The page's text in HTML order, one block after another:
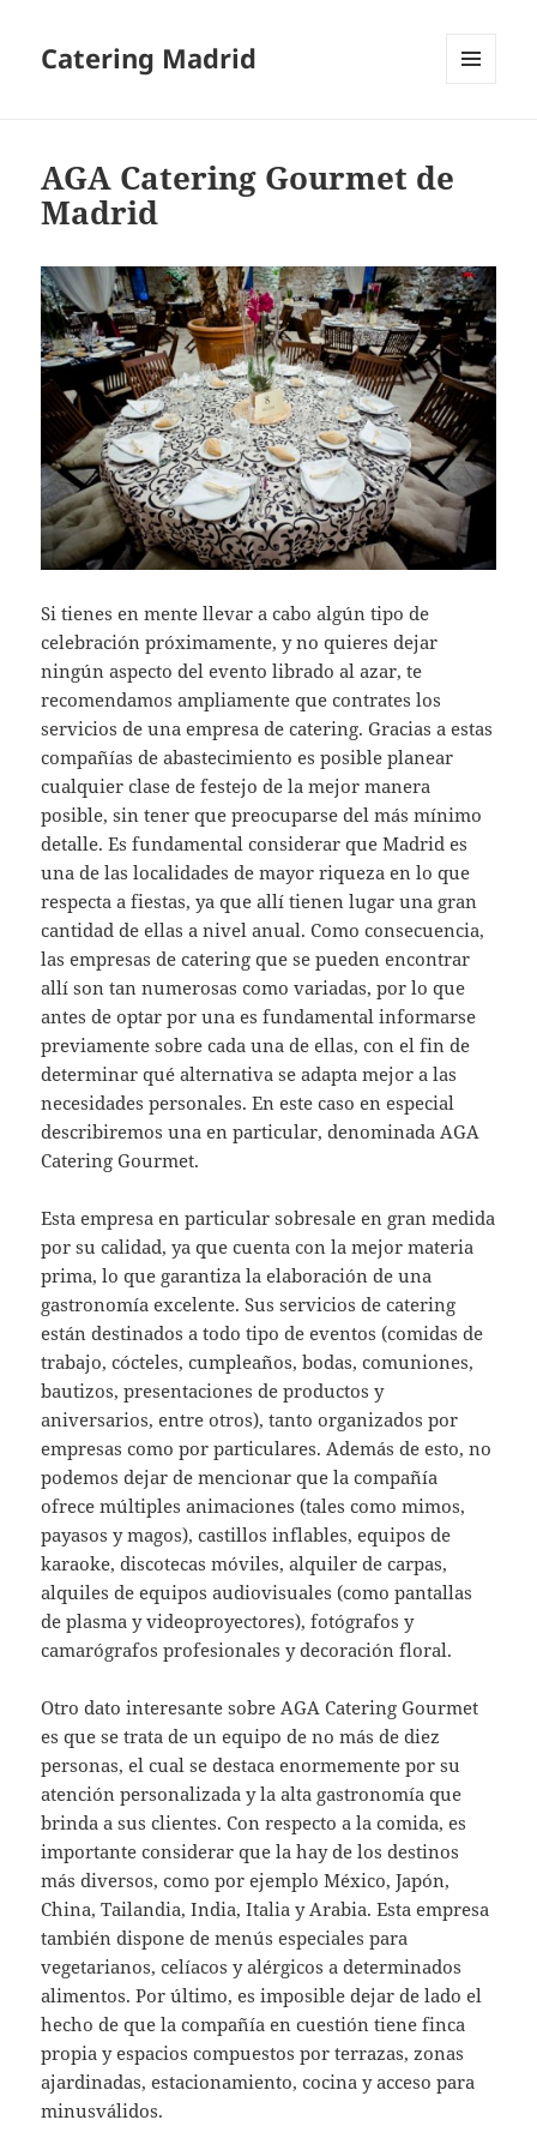
Catering Madrid
AGA Catering Gourmet de
Madrid
Si tienes en mente llevar a cabo algún tipo de
celebración próximamente, y no quieres dejar
ningún aspecto del evento librado al azar, te
recomendamos ampliamente que contrates los
servicios de una empresa de catering. Gracias a estas
compañías de abastecimiento es posible planear
cualquier clase de festejo de la mejor manera
posible, sin tener que preocuparse del más mínimo
detalle. Es fundamental considerar que Madrid es
una de las localidades de mayor riqueza en lo que
respecta a fiestas, ya que allí tienen lugar una gran
cantidad de ellas a nivel anual. Como consecuencia,
las empresas de catering que se pueden encontrar
allí son tan numerosas como variadas, por lo que
antes de optar por una es fundamental informarse
previamente sobre cada una de ellas, con el fin de
determinar qué alternativa se adapta mejor a las
necesidades personales. En este caso en especial
describiremos una en particular, denominada AGA
Catering Gourmet.
Esta empresa en particular sobresale en gran medida
por su calidad, ya que cuenta con la mejor materia
prima, lo que garantiza la elaboración de una
gastronomía excelente. Sus servicios de catering
están destinados a todo tipo de eventos (comidas de
trabajo, cócteles, cumpleaños, bodas, comuniones,
bautizos, presentaciones de productos y
aniversarios, entre otros), tanto organizados por
empresas como por particulares. Además de esto, no
podemos dejar de mencionar que la compañía
ofrece múltiples animaciones (tales como mimos,
payasos y magos), castillos inflables, equipos de
karaoke, discotecas móviles, alquiler de carpas,
alquiles de equipos audiovisuales (como pantallas
de plasma y videoproyectores), fotógrafos y
camarógrafos profesionales y decoración floral.
Otro dato interesante sobre AGA Catering Gourmet
es que se trata de un equipo de no más de diez
personas, el cual se destaca enormemente por su
atención personalizada y la alta gastronomía que
brinda a sus clientes. Con respecto a la comida, es
importante considerar que la hay de los destinos
más diversos, como por ejemplo México, Japón,
China, Tailandia, India, Italia y Arabia. Esta empresa
también dispone de menús especiales para
vegetarianos, celíacos y alérgicos a determinados
alimentos. Por último, es imposible dejar de lado el
hecho de que la compañía en cuestión tiene finca
propia y espacios compuestos por terrazas, zonas
ajardinadas, estacionamiento, cocina y acceso para
minusválidos.